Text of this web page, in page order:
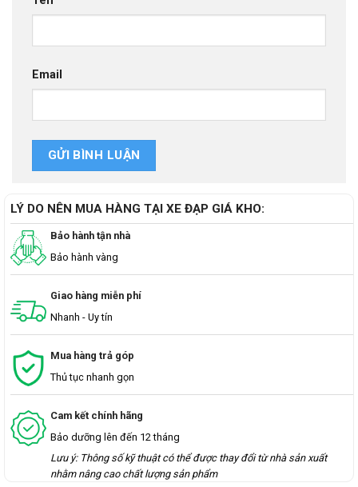
Email
LÝ DO NÊN MUA HÀNG TẠI XE ĐẠP GIÁ KHO:
Bảo hành tận nhà
Bảo hành vàng
Giao hàng miễn phí
Nhanh - Uy tín
Mua hàng trả góp
Thủ tục nhanh gọn
Cam kết chính hãng
Bảo dưỡng lên đến 12 tháng
Lưu ý: Thông số kỹ thuật có thể được thay đổi từ nhà sản xuất
nhằm nâng cao chất lượng sản phẩm